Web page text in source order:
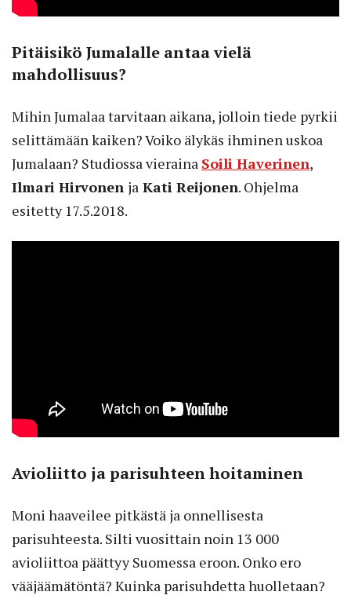
Pitäisikö Jumalalle antaa vielä
mahdollisuus?
Mihin Jumalaa tarvitaan aikana, jolloin tiede pyrkii
selittämään kaiken? Voiko älykäs ihminen uskoa
Jumalaan? Studiossa vieraina Soili Haverinen,
Ilmari Hirvonen ja Kati Reijonen. Ohjelma
esitetty 17.5.2018.
Avioliitto ja parisuhteen hoitaminen
Moni haaveilee pitkästä ja onnellisesta
parisuhteesta. Silti vuosittain noin 13 000
avioliittoa päättyy Suomessa eroon. Onko ero
vääjäämätöntä? Kuinka parisuhdetta huolletaan?